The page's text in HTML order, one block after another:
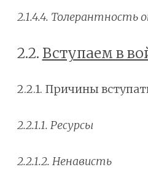
2.1.4.4. Толерантность
2.2. Вступаем в
2.2.1. Причины
2.2.1.1. Ресурсы
2.2.1.2. Ненависть